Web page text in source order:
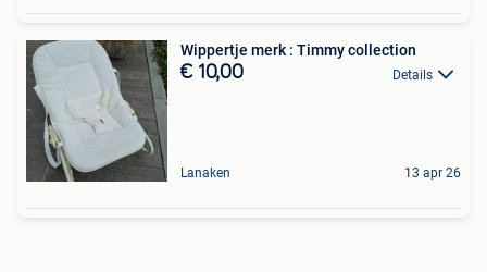
Wippertje merk : Timmy collection
€ 10,00 Details
Lanaken 13 apr 26